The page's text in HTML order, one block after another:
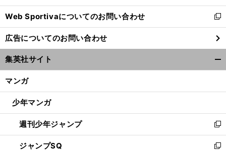
開
く
Web Sportivaについてのお問い合わせ
新
し
い
ウ
ィ
ン
ウ
開
く
広告についてのお問い合わせ
集英社サイト
マンガ
少年マンガ
週刊少年ジャンプ
新
し
い
ジャンプSQ
新